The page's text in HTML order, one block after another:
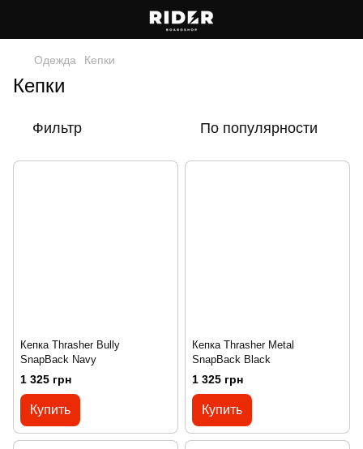
Одежда Кепки
Кепки
Фильтр По популярности
Кепка Thrasher Bully
SnapBack Navy
1 325 грн
Купить
Кепка Thrasher Metal
SnapBack Black
1 325 грн
Купить